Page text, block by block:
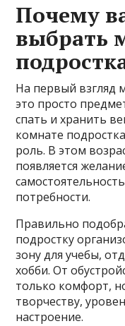
Почему
выбрать
На первый взгляд
это просто
спать и хранить
комнате
роль. В этом
появляется
потребности.
Правильно
подростку
зону для учебы,
хобби. От
только комфорт,
творчеству,
настроение.